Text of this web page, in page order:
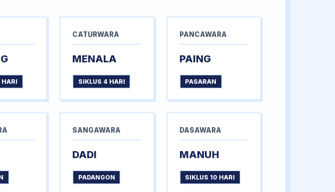
HARI
CATURWARA
MENALA
SIKLUS 4 HARI
PANCAWARA
PAING
PASARAN
SANGAWARA
DADI
PADANGON
DASAWARA
MANUH
SIKLUS 10 HARI